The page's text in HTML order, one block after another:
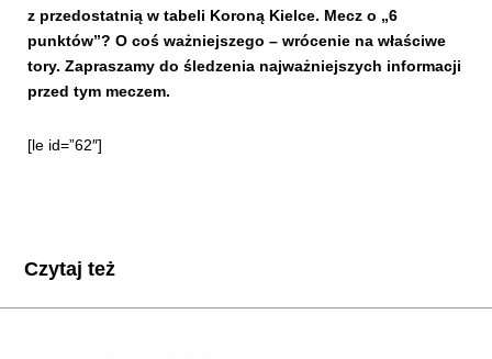
z przedostatnią w tabeli Koroną Kielce. Mecz o „6
punktów”? O coś ważniejszego – wrócenie na właściwe
tory. Zapraszamy do śledzenia najważniejszych informacji
przed tym meczem.
[le id=”62″]
Czytaj też